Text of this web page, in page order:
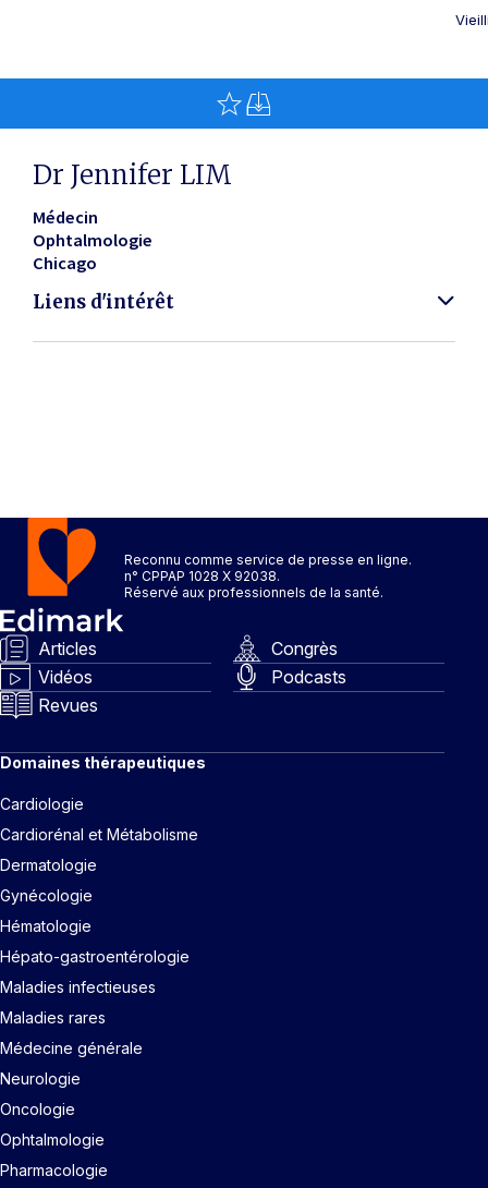
Dr Jennifer LIM
Médecin
Ophtalmologie
Chicago
Liens d'intérêt
Reconnu comme service de presse en ligne.
n° CPPAP 1028 X 92038.
Réservé aux professionnels de la santé.
Articles
Congrès
Vidéos
Podcasts
Revues
Domaines thérapeutiques
Cardiologie
Cardiorénal et Métabolisme
Dermatologie
Gynécologie
Hématologie
Hépato-gastroentérologie
Maladies infectieuses
Maladies rares
Médecine générale
Neurologie
Oncologie
Ophtalmologie
Pharmacologie